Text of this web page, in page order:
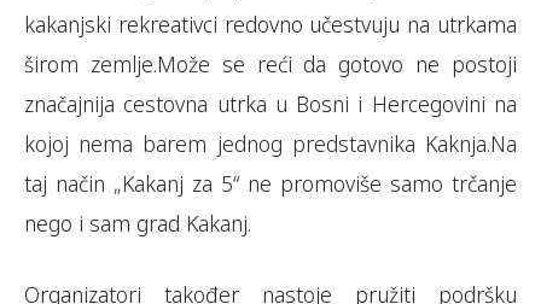
kakanjski rekreativci redovno učestvuju na utrkama
širom zemlje.Može se reći da gotovo ne postoji
značajnija cestovna utrka u Bosni i Hercegovini na
kojoj nema barem jednog predstavnika Kaknja.Na
taj način „Kakanj za 5“ ne promoviše samo trčanje
nego i sam grad Kakanj.
Organizatori također nastoje pružiti podršku